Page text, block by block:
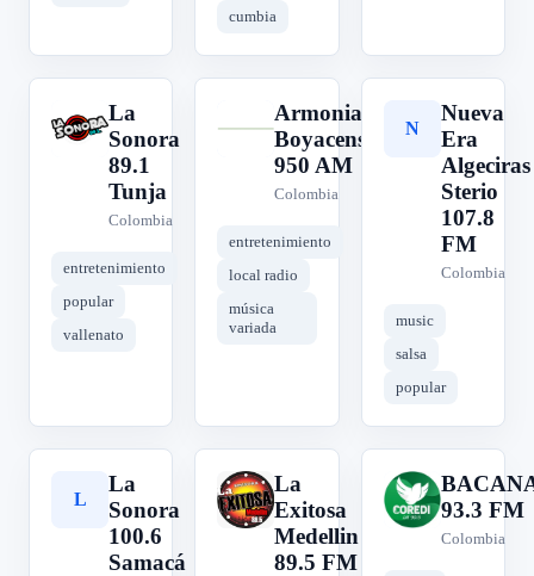
cumbia
L
La
Sonora
89.1
Tunja
Colombia
entretenimiento
popular
vallenato
A
Armonias
Boyacenses
950 AM
Colombia
entretenimiento
local radio
música
variada
N
Nueva
Era
Algeciras
Sterio
107.8
FM
Colombia
music
salsa
popular
L
La
Sonora
100.6
Samacá
L
La
Exitosa
Medellin
89.5 FM
B
93.3 FM
Colombia